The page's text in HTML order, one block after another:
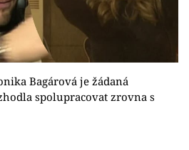
Bagárová je žádaná
spolupracovat zrovna s